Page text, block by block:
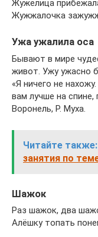
Жужелица
Жужжалочка
Ужа ужалила оса
Бывают в мире
живот. Ужу ужасно
«Я ничего не
вам лучше на спине,
Воронель, Р. Муха.
Читайте также:
занятия по
Шажок
Раз шажок, два
Алёшку топать